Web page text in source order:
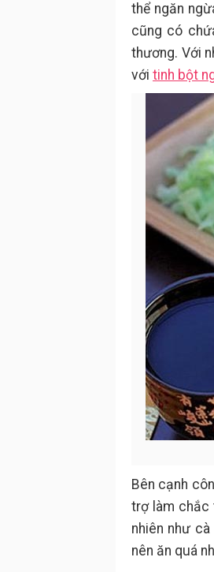
thể ngăn
cũng có
thương. Với
với tinh bột
Bên cạnh
trợ làm chắc
nhiên như
nên ăn quá